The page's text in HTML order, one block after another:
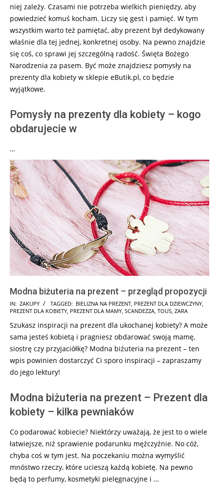
niej zależy. Czasami nie potrzeba wielkich pieniędzy, aby
powiedzieć komuś kocham. Liczy się gest i pamięć. W tym
wszystkim warto też pamiętać, aby prezent był dedykowany
właśnie dla tej jednej, konkretnej osoby. Na pewno znajdzie
się coś, co sprawi jej szczególną radość. Święta Bożego
Narodzenia za pasem. Być może znajdziesz pomysły na
prezenty dla kobiety w sklepie eButik.pl, co będzie
wyjątkowe.
Pomysły na prezenty dla kobiety – kogo
obdarujecie w
…
Modna biżuteria na prezent – przegląd propozycji
2025-
08-
14
IN: ZAKUPY TAGGED: BIELIZNA NA PREZENT PREZENT DLA DZIEWCZYNY
PREZENT DLA KOBIETY PREZENT DLA MAMY SCANDEZZA TOUS ZARA
Szukasz inspiracji na prezent dla ukochanej kobiety? A może
sama jesteś kobietą i pragniesz obdarować swoją mamę,
siostrę czy przyjaciółkę? Modna biżuteria na prezent – ten
wpis powinien dostarczyć Ci sporo inspiracji – zapraszamy
do jego lektury!
Modna biżuteria na prezent – Prezent dla
kobiety – kilka pewniaków
Co podarować kobiecie? Niektórzy uważają, że jest to o wiele
łatwiejsze, niż sprawienie podarunku mężczyźnie. No cóż,
chyba coś w tym jest. Na poczekaniu można wymyślić
mnóstwo rzeczy, które ucieszą każdą kobietę. Na pewno
będą to perfumy, kosmetyki pielęgnacyjne i …